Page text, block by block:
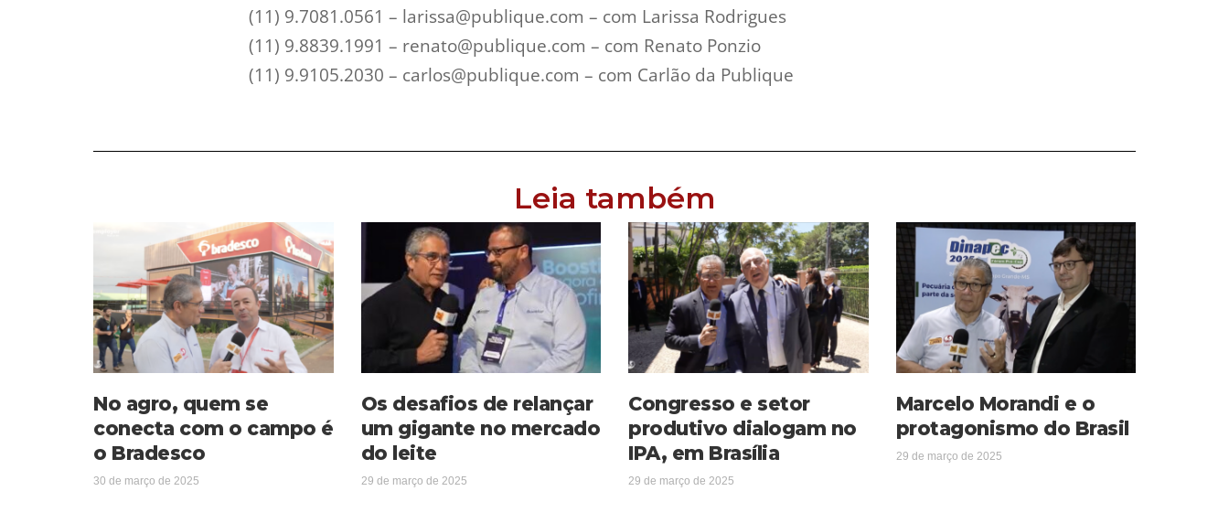
(11) 9.7081.0561 – larissa@publique.com – com Larissa Rodrigues
(11) 9.8839.1991 – renato@publique.com – com Renato Ponzio
(11) 9.9105.2030 – carlos@publique.com – com Carlão da Publique
Leia também
No agro, quem se
conecta com o campo é
o Bradesco
30 de março de 2025
Os desafios de relançar
um gigante no mercado
do leite
29 de março de 2025
Congresso e setor
produtivo dialogam no
IPA, em Brasília
29 de março de 2025
Marcelo Morandi e o
protagonismo do Brasil
29 de março de 2025